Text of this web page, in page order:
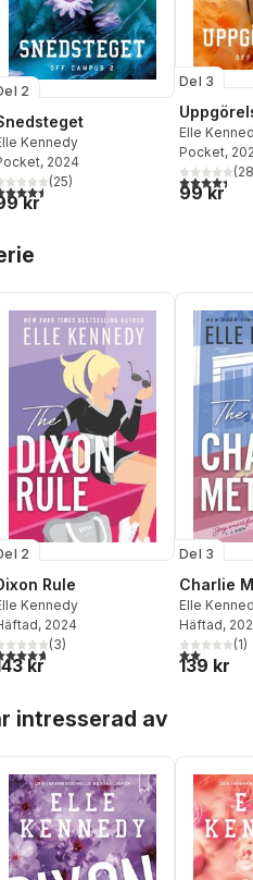
2
Kennedy
, 2024
utav 5 stjärnor. Totalt antal röster:
(25)
kr
Del 3
Elle
Pocket,
4,4utav 5(28
99 kr
2
Rule
Kennedy
, 2024
utav 5 stjärnor. Totalt antal röster:
(3)
kr
Del 3
Charlie
Elle
Häftad,
2,0utav 5(1)
139 kr
intresserad av